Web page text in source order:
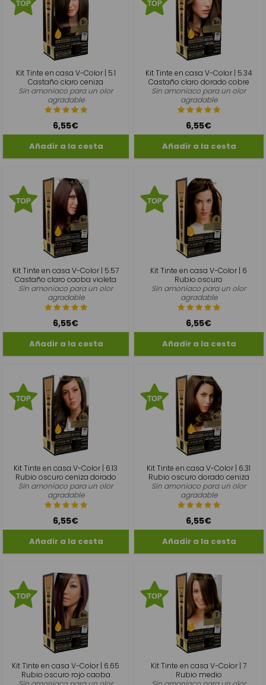
Kit Tinte en casa V-Color | 5.1
Castaño claro ceniza
Sin amoniaco para un olor
agradable
6,55€
Kit Tinte en casa V-Color | 5.34
Castaño claro dorado cobre
Sin amoniaco para un olor
agradable
6,55€
Kit Tinte en casa V-Color | 5.57
Castaño claro caoba violeta
Sin amoniaco para un olor
agradable
6,55€
Kit Tinte en casa V-Color | 6
Rubio oscuro
Sin amoniaco para un olor
agradable
6,55€
Kit Tinte en casa V-Color | 6.13
Rubio oscuro ceniza dorado
Sin amoniaco para un olor
agradable
6,55€
Kit Tinte en casa V-Color | 6.31
Rubio oscuro dorado ceniza
Sin amoniaco para un olor
agradable
6,55€
Kit Tinte en casa V-Color | 6.65
Rubio oscuro rojo caoba
Kit Tinte en casa V-Color | 7
Rubio medio